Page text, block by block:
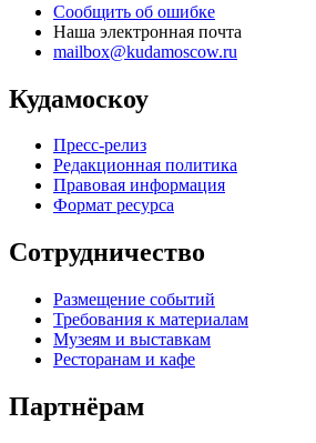
Сообщить об ошибке
Наша электронная почта
mailbox@kudamoscow.ru
Кудамоскоу
Пресс-релиз
Редакционная политика
Правовая информация
Формат ресурса
Сотрудничество
Размещение событий
Требования к материалам
Музеям и выставкам
Ресторанам и кафе
Партнёрам